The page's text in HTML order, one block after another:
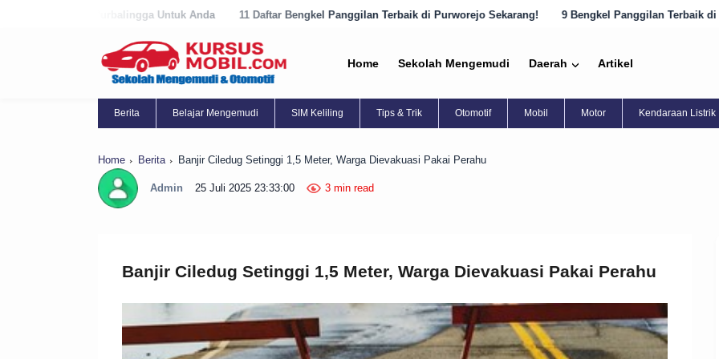
11 Daftar Bengkel Panggilan Terbaik di Purworejo Sekarang! 9 Bengkel Panggilan Terbaik di Semarang yang Harus
Home Sekolah Mengemudi Daerah Artikel
Berita Belajar Mengemudi SIM Keliling Tips & Trik Otomotif Mobil Motor Kendaraan Listrik
Home Berita Banjir Ciledug Setinggi 1,5 Meter, Warga Dievakuasi Pakai Perahu
Admin 25 Juli 2025 23:33:00 3 min read
Banjir Ciledug Setinggi 1,5 Meter, Warga Dievakuasi Pakai Perahu